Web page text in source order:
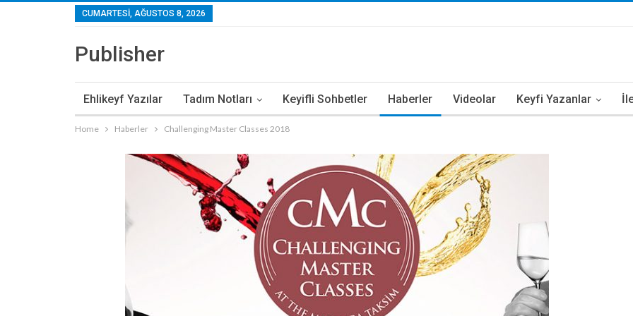
CUMARTESI, AĞUSTOS 8, 2026
Publisher
Ehlikeyf Yazılar Tadım Notları Keyifli Sohbetler Haberler Videolar Keyfi Yazanlar
Home Haberler Challenging Master Classes 2018